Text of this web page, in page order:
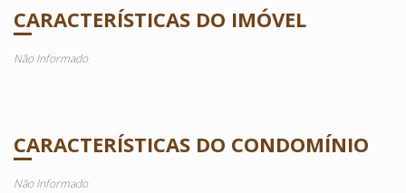
CARACTERÍSTICAS DO IMÓVEL
Não Informado
CARACTERÍSTICAS DO CONDOMÍNIO
Não Informado